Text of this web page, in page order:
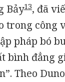
Bảy13, đã
trong công
pháp bó
bình đẳng
Theo